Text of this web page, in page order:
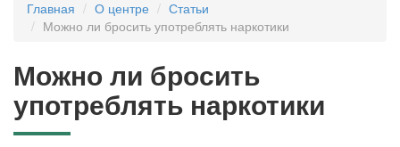
Главная О центре
Статьи
Можно ли бросить употреблять наркотики
Можно ли бросить
употреблять наркотики